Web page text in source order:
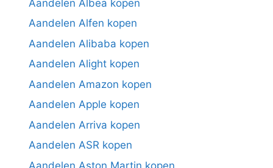
Aandelen Albea kopen
Aandelen Alfen kopen
Aandelen Alibaba kopen
Aandelen Alight kopen
Aandelen Amazon kopen
Aandelen Apple kopen
Aandelen Arriva kopen
Aandelen ASR kopen
Aandelen Aston Martin kopen